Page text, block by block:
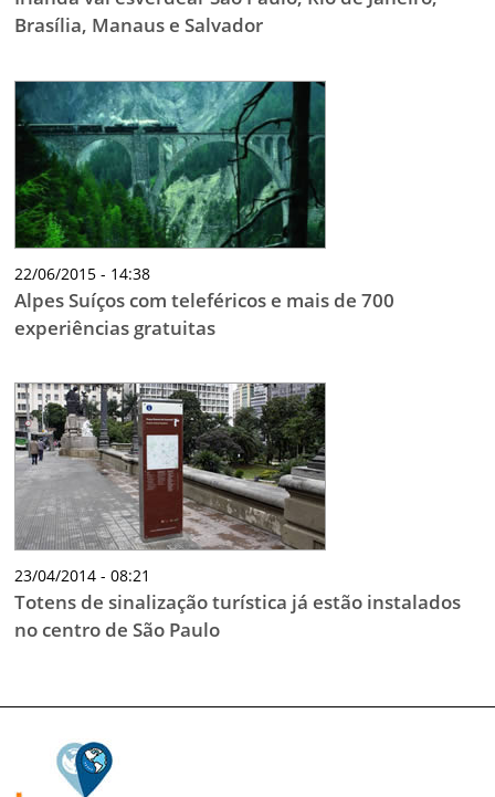
Brasília, Manaus e Salvador
22/06/2015 - 14:38
Alpes Suíços com teleféricos e mais de 700
experiências gratuitas
23/04/2014 - 08:21
Totens de sinalização turística já estão instalados
no centro de São Paulo